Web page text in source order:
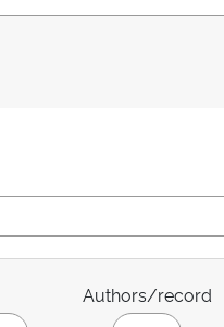
Authors/record